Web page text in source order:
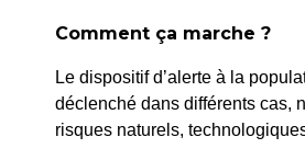
La Roque d’Anthéron
2 avenue de l’Europe Unie,
13640 La Roque d’Anthéron
Comment ça marche ?
Le dispositif d’alerte à la
déclenché dans différents cas,
risques naturels,